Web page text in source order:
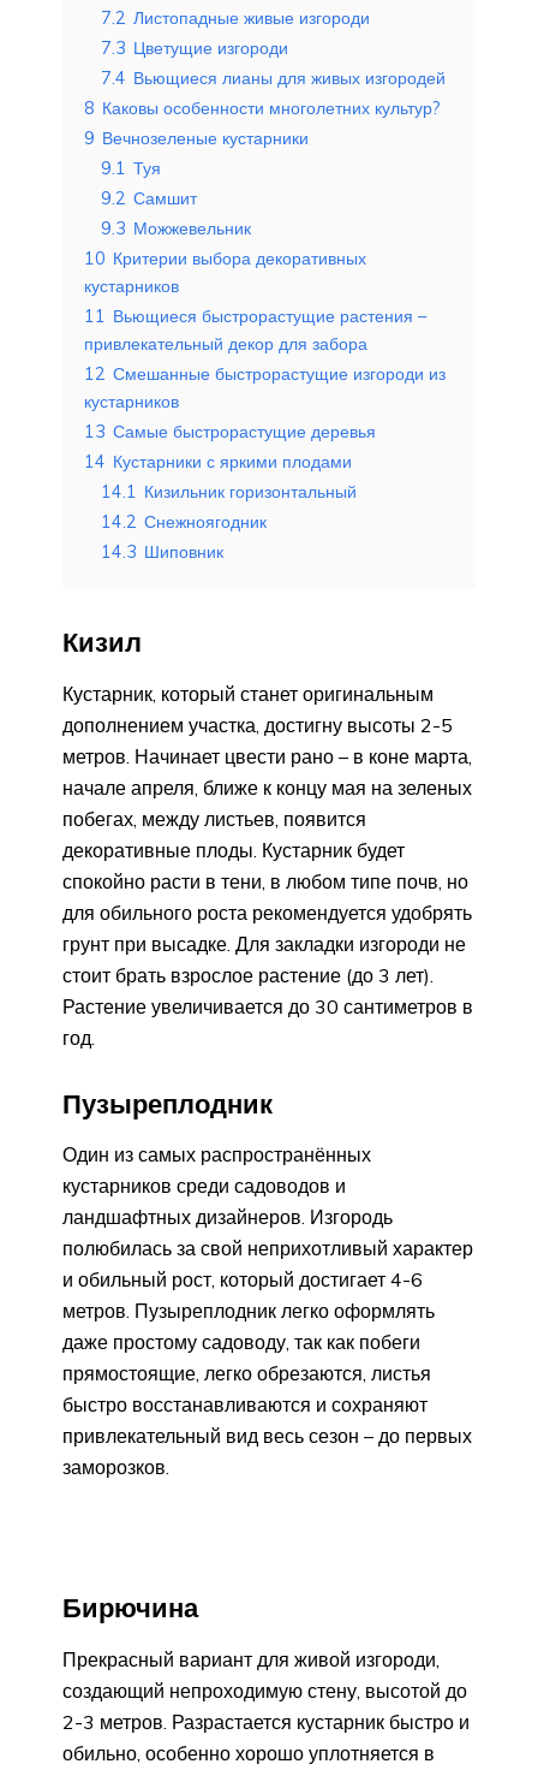
7.2 Листопадные живые изгороди
7.3 Цветущие изгороди
7.4 Вьющиеся лианы для живых изгородей
8 Каковы особенности многолетних культур?
9 Вечнозеленые кустарники
9.1 Туя
9.2 Самшит
9.3 Можжевельник
10 Критерии выбора декоративных
кустарников
11 Вьющиеся быстрорастущие растения –
привлекательный декор для забора
12 Смешанные быстрорастущие изгороди из
кустарников
13 Самые быстрорастущие деревья
14 Кустарники с яркими плодами
14.1 Кизильник горизонтальный
14.2 Снежноягодник
14.3 Шиповник
Кизил
Кустарник, который станет оригинальным
дополнением участка, достигну высоты 2-5
метров. Начинает цвести рано – в коне марта,
начале апреля, ближе к концу мая на зеленых
побегах, между листьев, появится
декоративные плоды. Кустарник будет
спокойно расти в тени, в любом типе почв, но
для обильного роста рекомендуется удобрять
грунт при высадке. Для закладки изгороди не
стоит брать взрослое растение (до 3 лет).
Растение увеличивается до 30 сантиметров в
год.
Пузыреплодник
Один из самых распространённых
кустарников среди садоводов и
ландшафтных дизайнеров. Изгородь
полюбилась за свой неприхотливый характер
и обильный рост, который достигает 4-6
метров. Пузыреплодник легко оформлять
даже простому садоводу, так как побеги
прямостоящие, легко обрезаются, листья
быстро восстанавливаются и сохраняют
привлекательный вид весь сезон – до первых
заморозков.
Бирючина
Прекрасный вариант для живой изгороди,
создающий непроходимую стену, высотой до
2-3 метров. Разрастается кустарник быстро и
обильно, особенно хорошо уплотняется в